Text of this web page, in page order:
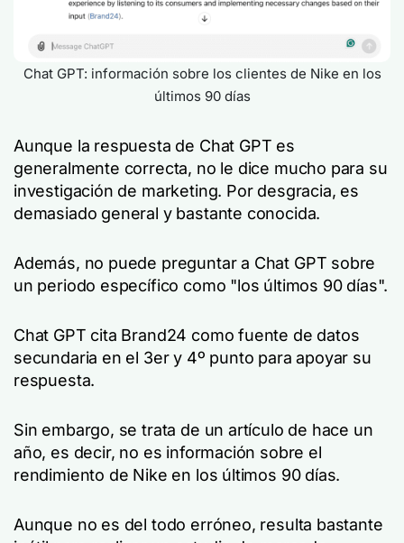
Chat GPT: información sobre los clientes de Nike en los
últimos 90 días
Aunque la respuesta de Chat GPT es
generalmente correcta, no le dice mucho para su
investigación de marketing. Por desgracia, es
demasiado general y bastante conocida.
Además, no puede preguntar a Chat GPT sobre
un periodo específico como "los últimos 90 días".
Chat GPT cita Brand24 como fuente de datos
secundaria en el 3er y 4º punto para apoyar su
respuesta.
Sin embargo, se trata de un artículo de hace un
año, es decir, no es información sobre el
rendimiento de Nike en los últimos 90 días.
Aunque no es del todo erróneo, resulta bastante